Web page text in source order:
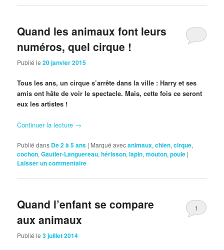
Quand les animaux font leurs
numéros, quel cirque !
Publié le20 janvier 2015
Tous les ans, un cirque s’arrête dans la ville : Harry et ses
amis ont hâte de voir le spectacle. Mais, cette fois ce seront
eux les artistes !
Continuer la lecture →
Publié dans De 2 à 5 ans | Marqué avecanimaux,chien,cirque,
cochon,Gautier-Languereau,hérisson,lapin,mouton,poule |
Laisser un commentaire
Quand l’enfant se compare
aux animaux
Publié le3 juillet 2014
1